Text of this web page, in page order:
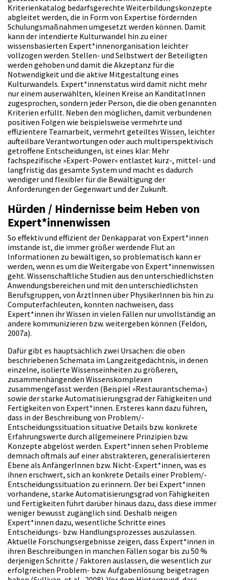
Kriterienkatalog bedarfsgerechte Weiterbildungskonzepte
abgleitet werden, die in Form von Expertise fördernden
Schulungsmaßnahmen umgesetzt werden können. Damit
kann der intendierte Kulturwandel hin zu einer
wissensbasierten Expert*innenorganisation leichter
vollzogen werden. Stellen- und Selbstwert der Beteiligten
werden gehoben und damit die Akzeptanz für die
Notwendigkeit und die aktive Mitgestaltung eines
Kulturwandels. Expert*innenstatus wird damit nicht mehr
nur einem auserwählten, kleinen Kreise an KanditatInnen
zugesprochen, sondern jeder Person, die die oben genannten
Kriterien erfüllt. Neben den möglichen, damit verbundenen
positiven Folgen wie beispielsweise vermehrte und
effizientere Teamarbeit, vermehrt geteiltes Wissen, leichter
aufteilbare Verantwortungen oder auch multiperspektivisch
getroffene Entscheidungen, ist eines klar: Mehr
fachspezifische »Expert-Power« entlastet kurz-, mittel- und
langfristig das gesamte System und macht es dadurch
wendiger und flexibler für die Bewältigung der
Anforderungen der Gegenwart und der Zukunft.
Hürden / Hindernisse beim Heben von
Expert*innenwissen
So effektiv und effizient der Denkapparat von Expert*innen
imstande ist, die immer größer werdende Flut an
Informationen zu bewältigen, so problematisch kann er
werden, wenn es um die Weitergabe von Expert*innenwissen
geht. Wissenschaftliche Studien aus den unterschiedlichsten
Anwendungsbereichen und mit den unterschiedlichsten
Berufsgruppen, von ÄrztInnen über PhysikerInnen bis hin zu
Computerfachleuten, konnten nachweisen, dass
Expert*innen ihrWissen in vielen Fällen nur unvollständig an
andere kommunizieren bzw. weitergeben können (Feldon,
2007a).
Dafür gibt es hauptsächlich zwei Ursachen: die oben
beschriebenen Schemata im Langzeitgedächtnis, in denen
einzelne, isolierte Wissenseinheiten zu größeren,
zusammenhängenden Wissenskomplexen
zusammengefasst werden (Beispiel »Restaurantschema«)
sowie der starke Automatisierungsgrad der Fähigkeiten und
Fertigkeiten von Expert*innen. Ersteres kann dazu führen,
dass in der Beschreibung von Problem/-
Entscheidungssituation situative Details bzw. konkrete
Erfahrungswerte durch allgemeinere Prinzipien bzw.
Konzepte abgelöst werden. Expert*innen sehen Probleme
demnach oftmals auf einer abstrakteren, generalisierteren
Ebene als AnfängerInnen bzw. Nicht-Expert*innen, was es
ihnen erschwert, sich an konkrete Details einer Problem/-
Entscheidungssituation zu erinnern. Der bei Expert*innen
vorhandene, starke Automatisierungsgrad von Fähigkeiten
und Fertigkeiten führt darüber hinaus dazu, dass diese immer
weniger bewusst zugänglich sind. Deshalb neigen
Expert*innen dazu, wesentliche Schritte eines
Entscheidungs- bzw. Handlungsprozesses auszulassen.
Aktuelle Forschungsergebnisse zeigen, dass Expert*innen in
ihren Beschreibungen in manchen Fällen sogar bis zu 50 %
derjenigen Schritte / Faktoren auslassen, die wesentlich zur
erfolgreichen Problem- bzw. Aufgabenlösung beigetragen